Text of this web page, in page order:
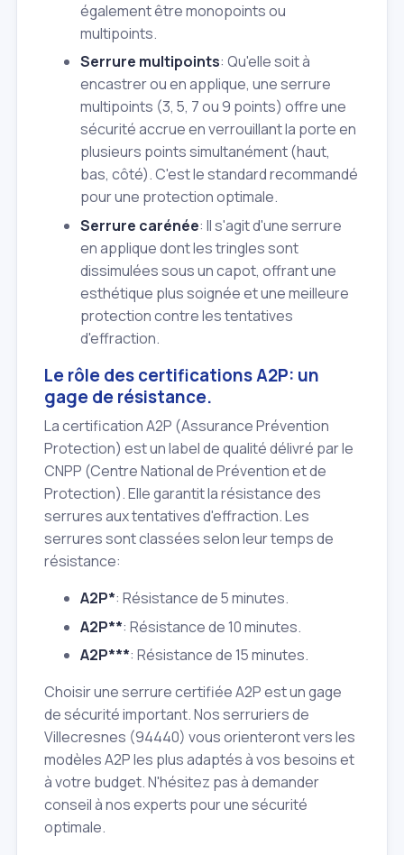
également être monopoints ou
multipoints.
Serrure multipoints: Qu'elle soit à
encastrer ou en applique, une serrure
multipoints (3, 5, 7 ou 9 points) offre une
sécurité accrue en verrouillant la porte en
plusieurs points simultanément (haut,
bas, côté). C'est le standard recommandé
pour une protection optimale.
Serrure carénée: Il s'agit d'une serrure
en applique dont les tringles sont
dissimulées sous un capot, offrant une
esthétique plus soignée et une meilleure
protection contre les tentatives
d'effraction.
Le rôle des certifications A2P: un
gage de résistance.
La certification A2P (Assurance Prévention
Protection) est un label de qualité délivré par le
CNPP (Centre National de Prévention et de
Protection). Elle garantit la résistance des
serrures aux tentatives d'effraction. Les
serrures sont classées selon leur temps de
résistance:
A2P*: Résistance de 5 minutes.
A2P**: Résistance de 10 minutes.
A2P***: Résistance de 15 minutes.
Choisir une serrure certifiée A2P est un gage
de sécurité important. Nos serruriers de
Villecresnes (94440) vous orienteront vers les
modèles A2P les plus adaptés à vos besoins et
à votre budget. N'hésitez pas à demander
conseil à nos experts pour une sécurité
optimale.